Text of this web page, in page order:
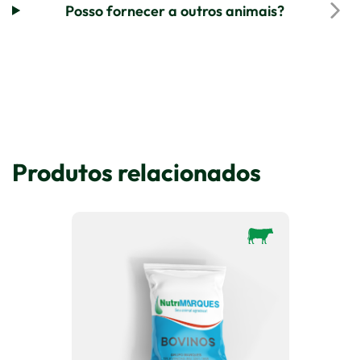
Posso fornecer a outros animais?
Produtos relacionados